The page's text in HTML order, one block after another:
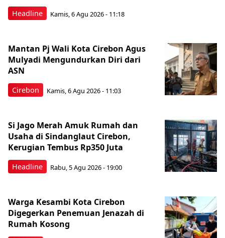
Headline Kamis, 6 Agu 2026 - 11:18
Cirebon
Mantan Pj Wali Kota Cirebon Agus
Mulyadi Mengundurkan Diri dari
ASN
Kamis, 6 Agu 2026 - 11:03
Headline
Si Jago Merah Amuk Rumah dan
Usaha di Sindanglaut Cirebon,
Kerugian Tembus Rp350 Juta
Rabu, 5 Agu 2026 - 19:00
Warga Kesambi Kota Cirebon
Digegerkan Penemuan Jenazah di
Rumah Kosong